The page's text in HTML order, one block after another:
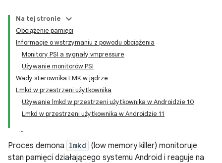
Na tej stronie
Obciążenie pamięci
Informacje o wstrzymaniu z powodu obciążenia
Monitory PSI a sygnały vmpressure
Używanie monitorów PSI
Wady sterownika LMK w jądrze
Lmkd w przestrzeni użytkownika
Używanie lmkd w przestrzeni użytkownika w Androidzie 10
Lmkd w przestrzeni użytkownika w Androidzie 11
Proces demona lmkd (low memory killer) monitoruje
stan pamięci działającego systemu Android i reaguje na